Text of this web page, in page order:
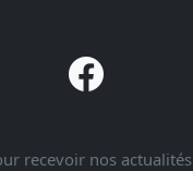
recevoir nos actualités